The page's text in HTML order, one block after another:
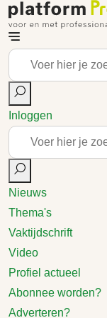
Inloggen
Nieuws
Thema's
Vaktijdschrift
Video
Profiel actueel
Abonnee worden?
Adverteren?